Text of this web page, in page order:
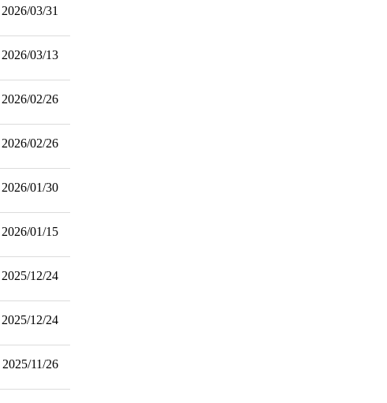
2026/03/31
2026/03/13
2026/02/26
2026/02/26
2026/01/30
2026/01/15
2025/12/24
2025/12/24
2025/11/26